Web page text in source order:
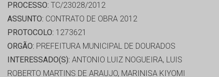
PROCESSO: TC/23028/2012
ASSUNTO: CONTRATO DE OBRA 2012
PROTOCOLO: 1273621
ORGÃO: PREFEITURA MUNICIPAL DE DOURADOS
INTERESSADO(S): ANTONIO LUIZ NOGUEIRA, LUIS
ROBERTO MARTINS DE ARAUJO, MARINISA KIYOMI